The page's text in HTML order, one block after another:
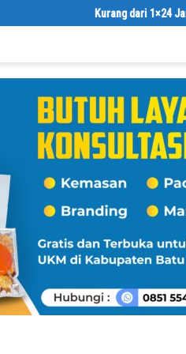
Kurang dari 1×24 Jam,